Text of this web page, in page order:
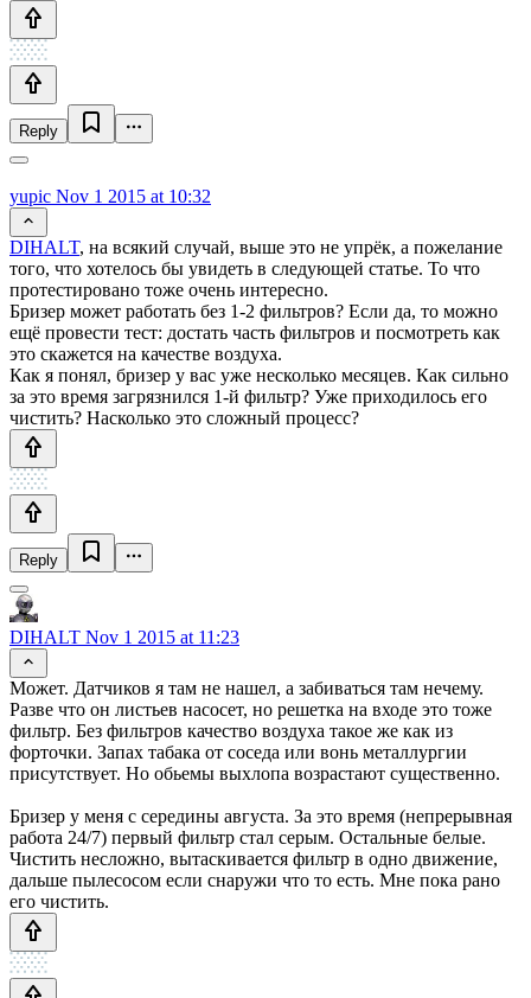
Reply
yupic Nov 1 2015 at 10:32
DIHALT, на всякий случай, выше это не упрёк, а пожелание
того, что хотелось бы увидеть в следующей статье. То что
протестировано тоже очень интересно.
Бризер может работать без 1-2 фильтров? Если да, то можно
ещё провести тест: достать часть фильтров и посмотреть как
это скажется на качестве воздуха.
Как я понял, бризер у вас уже несколько месяцев. Как сильно
за это время загрязнился 1-й фильтр? Уже приходилось его
чистить? Насколько это сложный процесс?
Reply
DIHALT Nov 1 2015 at 11:23
Может. Датчиков я там не нашел, а забиваться там нечему.
Разве что он листьев насосет, но решетка на входе это тоже
фильтр. Без фильтров качество воздуха такое же как из
форточки. Запах табака от соседа или вонь металлургии
присутствует. Но обьемы выхлопа возрастают существенно.
Бризер у меня с середины августа. За это время (непрерывная
работа 24/7) первый фильтр стал серым. Остальные белые.
Чистить несложно, вытаскивается фильтр в одно движение,
дальше пылесосом если снаружи что то есть. Мне пока рано
его чистить.